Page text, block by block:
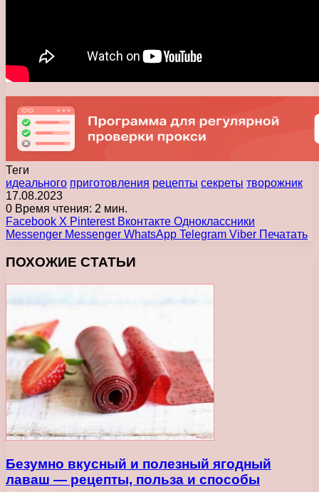
Теги
идеального приготовления рецепты секреты творожник
17.08.2023
0 Время чтения: 2 мин.
Facebook X Pinterest Вконтакте Одноклассники
Messenger Messenger WhatsApp Telegram Viber Печатать
ПОХОЖИЕ СТАТЬИ
Безумно вкусный и полезный ягодный
лаваш — рецепты, польза и способы